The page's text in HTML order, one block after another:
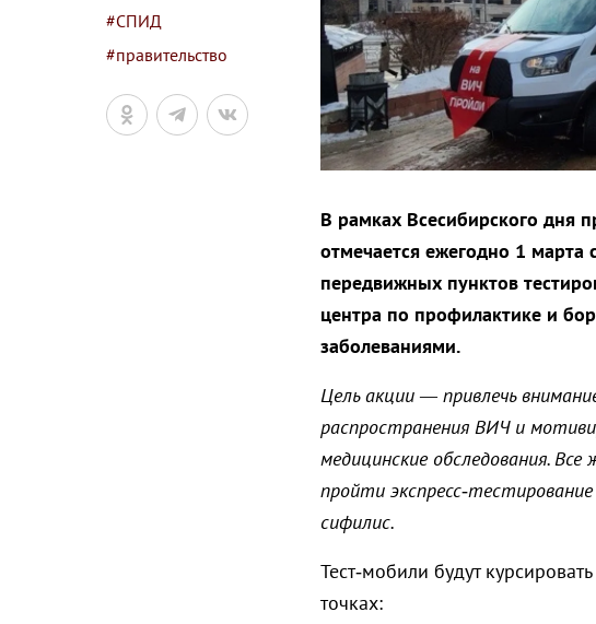
#СПИД
#правительство
В рамках Всесибирского дня
отмечается ежегодно 1 марта
передвижных пунктов
центра по профилактике и
заболеваниями.
Цель акции — привлечь
распространения ВИЧ и
медицинские обследования.
пройти
сифилис.
Тест‑мобили будут
точках: